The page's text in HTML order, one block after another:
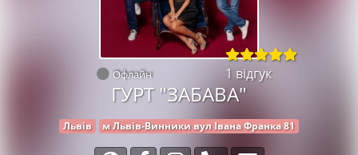
Офлайн 1 відгук
ГУРТ "ЗАБАВА"
Львів м Львів-Винники вул Івана Франка 81